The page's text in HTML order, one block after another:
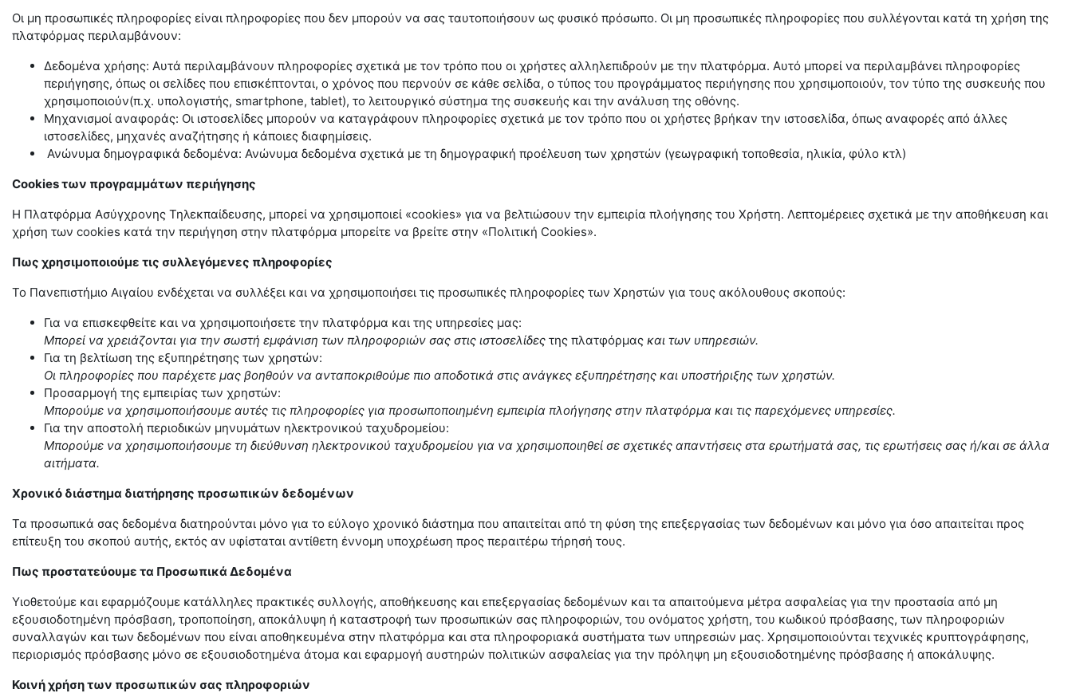
Οι μη προσωπικές πληροφορίες είναι πληροφορίες που δεν μπορούν να σας ταυτοποιήσουν ως φυσικό πρόσωπο. Οι μη προσωπικές πληροφορίες που συλλέγονται κατά τη χρήση της
πλατφόρμας περιλαμβάνουν:
Δεδομένα χρήσης: Αυτά περιλαμβάνουν πληροφορίες σχετικά με τον τρόπο που οι χρήστες αλληλεπιδρούν με την πλατφόρμα. Αυτό μπορεί να περιλαμβάνει πληροφορίες
περιήγησης, όπως οι σελίδες που επισκέπτονται, ο χρόνος που περνούν σε κάθε σελίδα, ο τύπος του προγράμματος περιήγησης που χρησιμοποιούν, τον τύπο της συσκευής που
χρησιμοποιούν(π.χ. υπολογιστής, smartphone, tablet), το λειτουργικό σύστημα της συσκευής και την ανάλυση της οθόνης.
Μηχανισμοί αναφοράς: Οι ιστοσελίδες μπορούν να καταγράφουν πληροφορίες σχετικά με τον τρόπο που οι χρήστες βρήκαν την ιστοσελίδα, όπως αναφορές από άλλες
ιστοσελίδες, μηχανές αναζήτησης ή κάποιες διαφημίσεις.
Ανώνυμα δημογραφικά δεδομένα: Ανώνυμα δεδομένα σχετικά με τη δημογραφική προέλευση των χρηστών (γεωγραφική τοποθεσία, ηλικία, φύλο κτλ)
Cookies των προγραμμάτων περιήγησης
Η Πλατφόρμα Ασύγχρονης Τηλεκπαίδευσης, μπορεί να χρησιμοποιεί «cookies» για να βελτιώσουν την εμπειρία πλοήγησης του Χρήστη. Λεπτομέρειες σχετικά με την αποθήκευση και
χρήση των cookies κατά την περιήγηση στην πλατφόρμα μπορείτε να βρείτε στην «Πολιτική Cookies».
Πως χρησιμοποιούμε τις συλλεγόμενες πληροφορίες
Το Πανεπιστήμιο Αιγαίου ενδέχεται να συλλέξει και να χρησιμοποιήσει τις προσωπικές πληροφορίες των Χρηστών για τους ακόλουθους σκοπούς:
Για να επισκεφθείτε και να χρησιμοποιήσετε την πλατφόρμα και της υπηρεσίες μας:
Μπορεί να χρειάζονται για την σωστή εμφάνιση των πληροφοριών σας στις ιστοσελίδες της πλατφόρμας και των υπηρεσιών.
Για τη βελτίωση της εξυπηρέτησης των χρηστών:
Οι πληροφορίες που παρέχετε μας βοηθούν να ανταποκριθούμε πιο αποδοτικά στις ανάγκες εξυπηρέτησης και υποστήριξης των χρηστών.
Προσαρμογή της εμπειρίας των χρηστών:
Μπορούμε να χρησιμοποιήσουμε αυτές τις πληροφορίες για προσωποποιημένη εμπειρία πλοήγησης στην πλατφόρμα και τις παρεχόμενες υπηρεσίες.
Για την αποστολή περιοδικών μηνυμάτων ηλεκτρονικού ταχυδρομείου:
Μπορούμε να χρησιμοποιήσουμε τη διεύθυνση ηλεκτρονικού ταχυδρομείου για να χρησιμοποιηθεί σε σχετικές απαντήσεις στα ερωτήματά σας, τις ερωτήσεις σας ή/και σε άλλα
αιτήματα.
Χρονικό διάστημα διατήρησης προσωπικών δεδομένων
Τα προσωπικά σας δεδομένα διατηρούνται μόνο για το εύλογο χρονικό διάστημα που απαιτείται από τη φύση της επεξεργασίας των δεδομένων και μόνο για όσο απαιτείται προς
επίτευξη του σκοπού αυτής, εκτός αν υφίσταται αντίθετη έννομη υποχρέωση προς περαιτέρω τήρησή τους.
Πως προστατεύουμε τα Προσωπικά Δεδομένα
Υιοθετούμε και εφαρμόζουμε κατάλληλες πρακτικές συλλογής, αποθήκευσης και επεξεργασίας δεδομένων και τα απαιτούμενα μέτρα ασφαλείας για την προστασία από μη
εξουσιοδοτημένη πρόσβαση, τροποποίηση, αποκάλυψη ή καταστροφή των προσωπικών σας πληροφοριών, του ονόματος χρήστη, του κωδικού πρόσβασης, των πληροφοριών
συναλλαγών και των δεδομένων που είναι αποθηκευμένα στην πλατφόρμα και στα πληροφοριακά συστήματα των υπηρεσιών μας. Χρησιμοποιούνται τεχνικές κρυπτογράφησης,
περιορισμός πρόσβασης μόνο σε εξουσιοδοτημένα άτομα και εφαρμογή αυστηρών πολιτικών ασφαλείας για την πρόληψη μη εξουσιοδοτημένης πρόσβασης ή αποκάλυψης.
Κοινή χρήση των προσωπικών σας πληροφοριών